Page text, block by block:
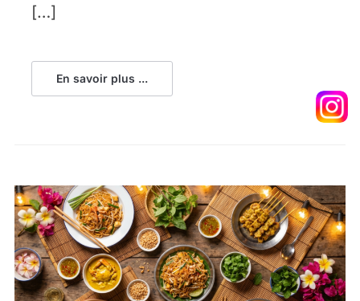
[…]
En savoir plus ...